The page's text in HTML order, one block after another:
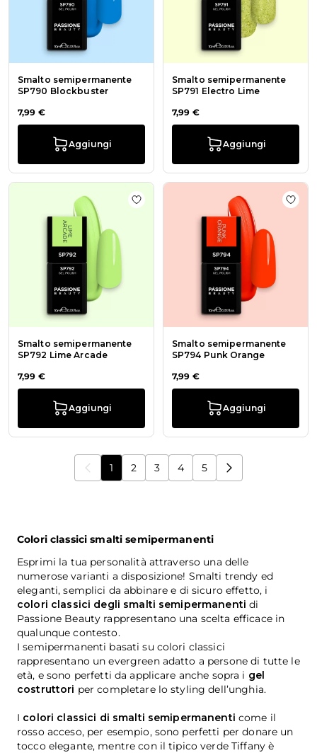
Smalto semipermanente
SP790 Blockbuster
7,99 €
Aggiungi
Smalto semipermanente
SP791 Electro Lime
7,99 €
Aggiungi
Smalto semipermanente
SP792 Lime Arcade
7,99 €
Aggiungi
Aggiungi alla wishlist Smalto
Smalto semipermanente
SP794 Punk Orange
7,99 €
Aggiungi
Stai leggendo la pagina
1 Pagina
2 Pagina
3 Pagina
4 Pagina
5
Colori classici smalti semipermanenti
Esprimi la tua personalità attraverso una delle
numerose varianti a disposizione! Smalti trendy ed
eleganti, semplici da abbinare e di sicuro effetto, i
colori classici degli smalti semipermanenti di
Passione Beauty rappresentano una scelta efficace in
qualunque contesto.
I semipermanenti basati su colori classici
rappresentano un evergreen adatto a persone di tutte le
età, e sono perfetti da applicare anche sopra i gel
costruttori per completare lo styling dell’unghia.
I colori classici di smalti semipermanenti come il
rosso acceso, per esempio, sono perfetti per donare un
tocco elegante, mentre con il tipico verde Tiffany è